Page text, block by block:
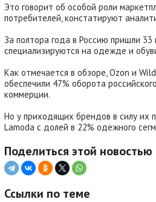
Это говорит об особой роли
потребителей, констатируют
За полтора года в Россию пришли
специализируются на одежде и
Как отмечается в обзоре, Ozon и
обеспечили 47% оборота
коммерции.
Но у приходящих брендов в силу их
Lamoda c долей в 22% одежного
Поделиться этой новостью
Ссылки по теме